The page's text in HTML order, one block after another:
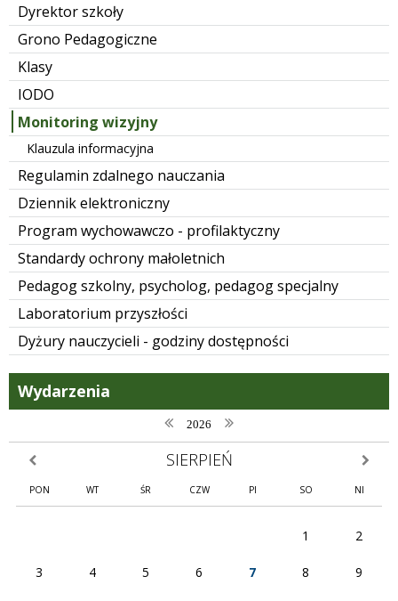
Dyrektor szkoły
Grono Pedagogiczne
Klasy
IODO
Monitoring wizyjny
Klauzula informacyjna
Regulamin zdalnego nauczania
Dziennik elektroniczny
Program wychowawczo - profilaktyczny
Standardy ochrony małoletnich
Pedagog szkolny, psycholog, pedagog specjalny
Laboratorium przyszłości
Dyżury nauczycieli - godziny dostępności
Wydarzenia
poprzedni rok
2026 następny rok
poprzedni miesiąc SIERPIEŃ
PON WT ŚR CZW PI SO NI
1 2
3 4 5 6 7 8 9